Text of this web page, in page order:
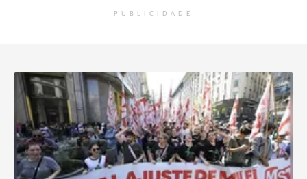
PUBLICIDADE